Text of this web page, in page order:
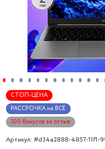
СТОП-ЦЕНА
РАССРОЧКА на ВСЁ
300 бонусов за отзыв
Артикул: #d34a2888-4857-